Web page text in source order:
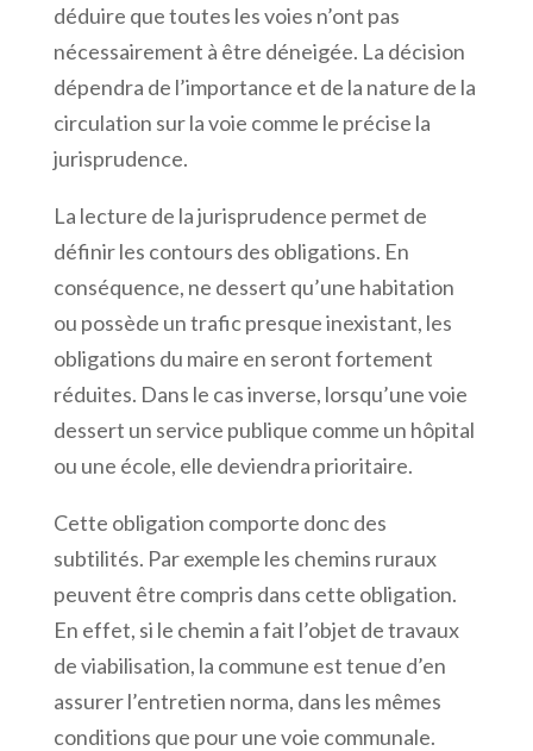
déduire que toutes les voies n’ont pas
nécessairement à être déneigée. La décision
dépendra de l’importance et de la nature de la
circulation sur la voie comme le précise la
jurisprudence.
La lecture de la jurisprudence permet de
définir les contours des obligations. En
conséquence, ne dessert qu’une habitation
ou possède un trafic presque inexistant, les
obligations du maire en seront fortement
réduites. Dans le cas inverse, lorsqu’une voie
dessert un service publique comme un hôpital
ou une école, elle deviendra prioritaire.
Cette obligation comporte donc des
subtilités. Par exemple les chemins ruraux
peuvent être compris dans cette obligation.
En effet, si le chemin a fait l’objet de travaux
de viabilisation, la commune est tenue d’en
assurer l’entretien norma, dans les mêmes
conditions que pour une voie communale.